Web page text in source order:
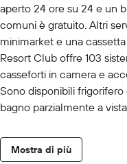
aperto 24 ore su 24 e un
comuni è gratuito. Altri
minimarket e una
Resort Club offre 103
casseforti in camera e
Sono disponibili
bagno parzialmente a
schermo piatto. Le
Le chiamate urbane e
Mostra di più